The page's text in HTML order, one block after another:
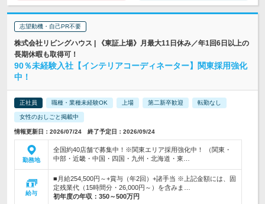
志望動機・自己PR不要
株式会社リビングハウス | 《東証上場》月最大11日休み／年1回6日以上の
長期休暇も取得可！
90％未経験入社【インテリアコーディネーター】関東採用強化
中！
正社員 職種・業種未経験OK 上場 第二新卒歓迎 転勤なし
女性のおしごと掲載中
情報更新日：2026/07/24 終了予定日：2026/09/24
勤務地
全国約40店舗で募集中！※関東エリア採用強化中！ （関東・
中部・近畿・中国・四国・九州・北海道・東…
給与
■月給254,500円～+賞与（年2回）+諸手当 ※上記金額には、固
定残業代（15時間分・26,000円～）を含みま…
初年度の年収： 350～500万円